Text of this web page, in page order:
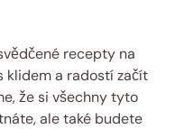
recepty na
klidem a radostí začít
že si všechny tyto
ale také budete